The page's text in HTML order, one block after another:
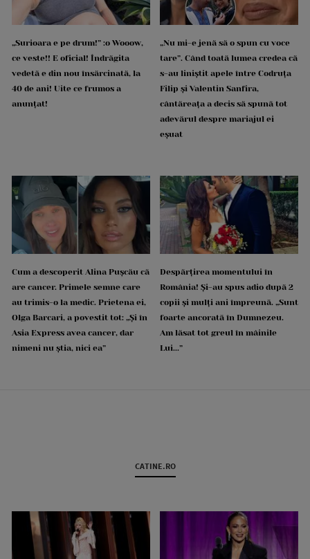
„Surioara e pe drum!” :o Wooow,
ce veste!! E oficial! Îndrăgita
vedetă e din nou însărcinată, la
40 de ani! Uite ce frumos a
anunțat!
„Nu mi-e jenă să o spun cu voce
tare”. Când toată lumea credea că
s-au liniștit apele între Codruța
Filip și Valentin Sanfira,
cântăreața a decis să spună tot
adevărul despre mariajul ei
eșuat
Cum a descoperit Alina Pușcău că
are cancer. Primele semne care
au trimis-o la medic. Prietena ei,
Olga Barcari, a povestit tot: „Și în
Asia Express avea cancer, dar
nimeni nu știa, nici ea”
Despărțirea momentului în
România! Și-au spus adio după 2
copii și mulți ani împreună. „Sunt
foarte ancorată în Dumnezeu.
Am lăsat tot greul în mâinile
Lui...”
CATINE.RO